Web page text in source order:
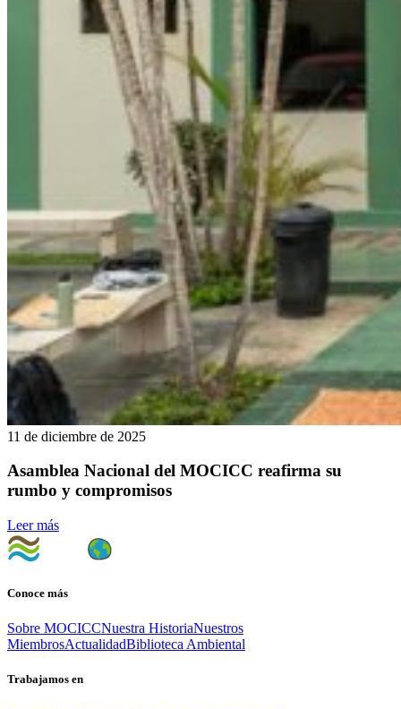
11 de diciembre de 2025
Asamblea Nacional del MOCICC reafirma su
rumbo y compromisos
Leer más
Conoce más
Sobre MOCICCNuestra HistoriaNuestros
MiembrosActualidadBiblioteca Ambiental
Trabajamos en